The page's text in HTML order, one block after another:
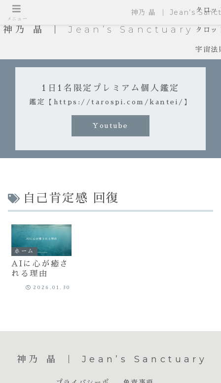
神乃 晶 ｜ Jean’s Sanctuary
タロッ
タロッ
宇宙法
1日1名限定プレミアム個人鑑定
鑑定【https://tarospi.com/kantei/】
Youtube
自己肯定感 回復
ホーム
AIに心が癒さ
れる理由
2026.01.30
神乃 晶 ｜ Jean’s Sanctuary
メニュー
神乃 晶 ｜ Jean’s